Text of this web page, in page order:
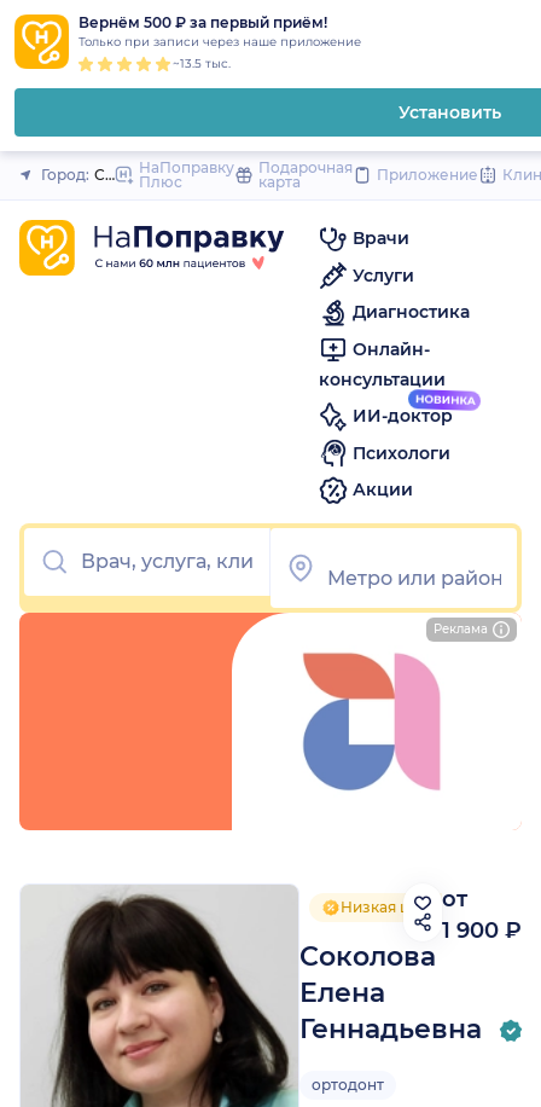
Вернём 500 ₽ за первый приём!
Только при записи через наше приложение
~13.5 тыс.
Установить
Закрыть
Город: Санкт-Петербург
НаПоправку
Плюс
Подарочная
карта
Приложение
Врачи
Услуги
Диагностика
Онлайн-
консультации
ИИ-доктор
Психологи
Акции
Низкая цена приёма
Соколова
Елена
Геннадьевна
ортодонт
от
1 900 ₽
Реклама